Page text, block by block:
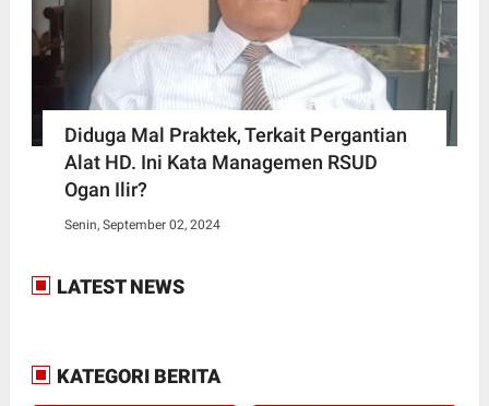
Diduga Mal Praktek, Terkait Pergantian
Alat HD. Ini Kata Managemen RSUD
Ogan Ilir?
Senin, September 02, 2024
LATEST NEWS
KATEGORI BERITA